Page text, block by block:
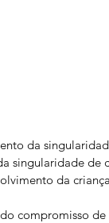
da
singularidade de
da
compromisso